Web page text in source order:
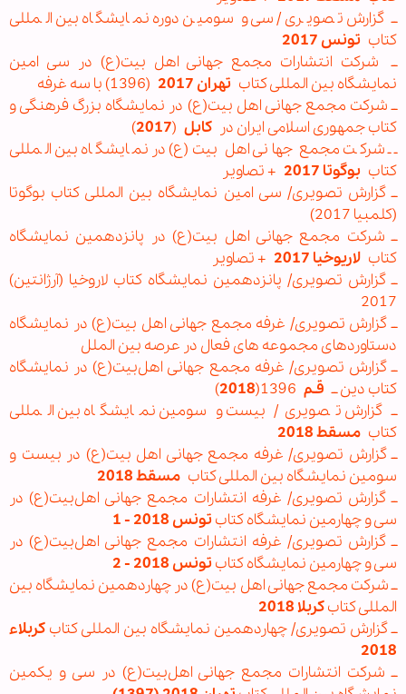
ــ گزارش تصویری/ سی و سومین دوره نمایشگاه بین المللی
کتاب تونس 2017
ــ شرکت انتشارات مجمع جهانی اهل بیت(ع) در سی امین
نمایشگاه بین المللی کتاب تهران 2017
(1396) با سه غرفه
ــ شرکت مجمع جهانی اهل بیت(ع) در نمایشگاه بزرگ فرهنگی و
کتاب جمهوری اسلامی ایران در کابل (
2017
)
ــ شرکت مجمع جهانی اهل بیت(ع) در نمایشگاه بین المللی
کتاب بوگوتا 2017
+ تصاویر
ــ گزارش تصویری/ سی امین نمایشگاه بین المللی کتاب بوگوتا
(کلمبیا 2017)
ــ شرکت مجمع جهانی اهل بیت(ع) در پانزدهمین نمایشگاه
کتاب لاریوخیا 2017
+ تصاویر
ــ گزارش تصویری/ پانزدهمین نمایشگاه کتاب لاروخیا (آرژانتین)
2017
ــ گزارش تصویری/ غرفه مجمع جهانی اهل بیت(ع) در نمایشگاه
دستاوردهای مجموعه های فعال در عرصه بین الملل
ــ گزارش تصویری/ غرفه مجمع جهانی اهل‌بیت(ع) در نمایشگاه
کتاب دین ــ قـم 1396(
2018
)
ــ گزارش تصویری/ بیست و سومین نمایشگاه بین المللی
کتاب مسقط 2018
ــ گزارش تصویری/ غرفه مجمع جهانی اهل بیت(ع) در بیست و
سومین نمایشگاه بین المللی کتاب مسقط 2018
ــ گزارش تصویری/ غرفه انتشارات مجمع جهانی اهل‌بیت(ع) در
سی و چهارمین نمایشگاه کتابتونس 2018 - 1
ــ گزارش تصویری/ غرفه انتشارات مجمع جهانی اهل‌بیت(ع) در
سی و چهارمین نمایشگاه کتابتونس 2018 - 2
ــ شرکت مجمع جهانی اهل بیت(ع) در چهاردهمین نمایشگاه بین
المللی کتابکربلا 2018
ــ گزارش تصویری/ چهاردهمین نمایشگاه بین المللی کتاب کربلاء
2018
ــ شرکت انتشارات مجمع جهانی اهل‌بیت(ع) در سی و یکمین